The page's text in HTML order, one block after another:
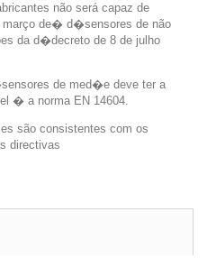
não será capaz de
de� d�sensores de não
da d�decreto de 8 de julho
de med�e deve ter a
� a norma EN 14604.
são consistentes com os
directivas